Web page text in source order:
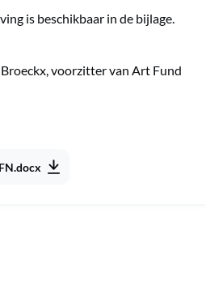
is beschikbaar in de bijlage.
voorzitter van Art Fund